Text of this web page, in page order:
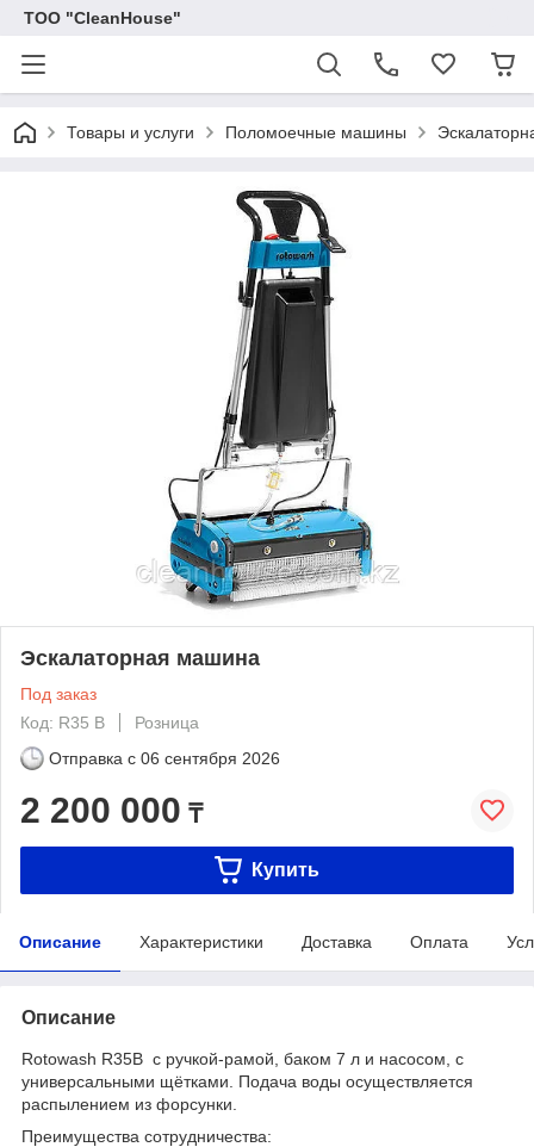
ТОО "CleanHouse"
Товары и услуги Поломоечные машины
Эскалаторная машина
Под заказ
Код: R35 B
Розница
Отправка с 06 сентября 2026
2 200 000 ₸
Купить
Описание Характеристики Доставка Оплата
Описание
Rotowash R35B с ручкой-рамой, баком 7 л и насосом, с
универсальными щётками. Подача воды осуществляется
распылением из форсунки.
Преимущества сотрудничества: